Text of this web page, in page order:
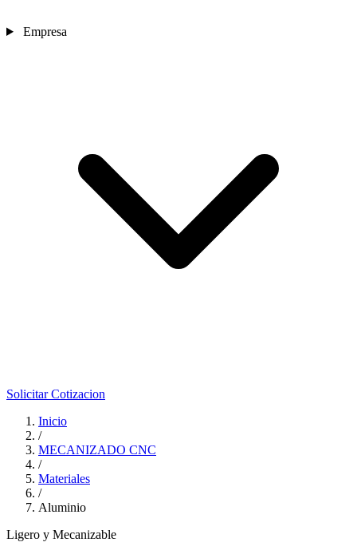
Empresa
Solicitar Cotizacion
Inicio
/
MECANIZADO CNC
/
Materiales
/
Aluminio
Ligero y Mecanizable